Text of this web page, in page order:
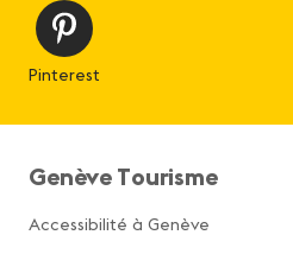
Pinterest
Genève Tourisme
Accessibilité à Genève